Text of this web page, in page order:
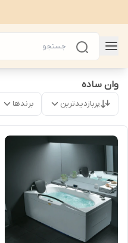
وان ساده
پربازدیدترین برندها